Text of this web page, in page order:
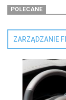
POLECANE
ZARZĄDZANIE